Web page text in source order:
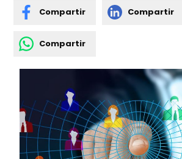
Compartir Compartir
Compartir